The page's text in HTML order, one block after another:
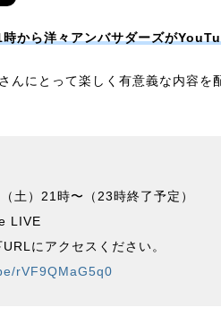
から洋々アンバサダーズが
んにとって楽しく有意義な内容
土）21時〜（23時終了予定）
LIVE
にアクセスください。
rVF9QMaG5q0